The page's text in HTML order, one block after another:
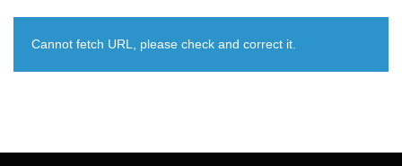
Cannot fetch URL, please check and correct it.